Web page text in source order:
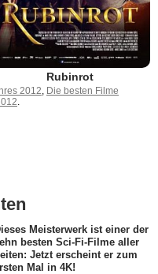
Rubinrot
2012, Die besten Filme
.
Meisterwerk ist einer der
besten Sci-Fi-Filme aller
Jetzt erscheint er zum
Mal in 4K!